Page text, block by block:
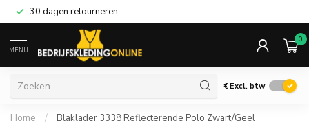
30 dagen retourneren
MENU
0
€Excl. btw
Home / Blaklader 3338 Reflecterende Polo Zwart/Geel